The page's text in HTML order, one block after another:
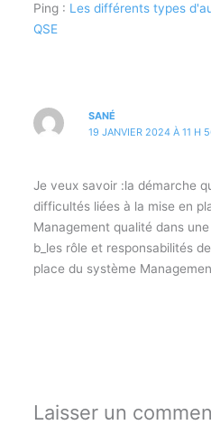
Ping : Les différents types
QSE
SANÉ
19 JANVIER 2024 À 11 H
Je veux savoir :la démarche
difficultés liées à la mise en
Management qualité dans
b_les rôle et responsabilités
place du système
Laisser un